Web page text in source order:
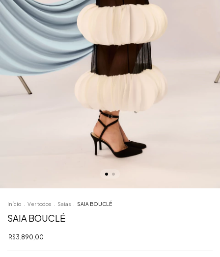
Início Ver todos Saias SAIA BOUCLÉ
SAIA BOUCLÉ
R$3.890,00